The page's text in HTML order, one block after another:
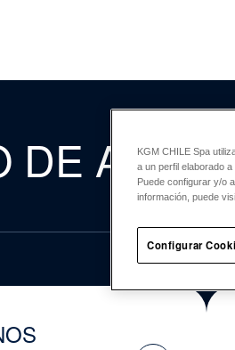
DE
KGM CHILE Spa
a un perfil elaborado
Puede configurar y/o
información, puede
Configurar